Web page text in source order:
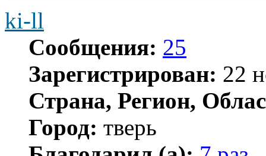
ki-ll
Сообщения: 25
Зарегистрирован: 22
Страна, Регион,
Город: тверь